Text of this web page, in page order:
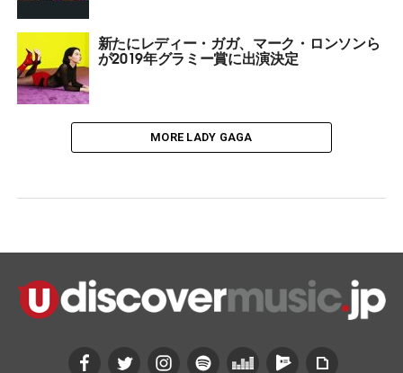
新たにレディー・ガガ、マーク・ロンソンら
が2019年グラミー賞に出演決定
MORE LADY GAGA